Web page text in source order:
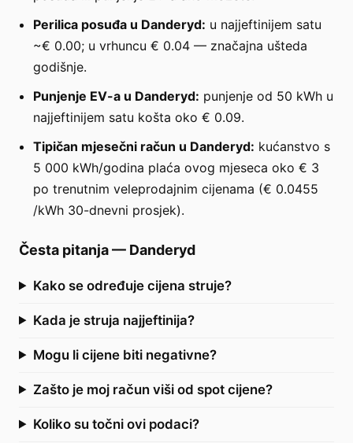
Perilica posuđa u Danderyd: u najjeftinijem satu
~€ 0.00; u vrhuncu € 0.04 — značajna ušteda
godišnje.
Punjenje EV-a u Danderyd: punjenje od 50 kWh u
najjeftinijem satu košta oko € 0.09.
Tipičan mjesečni račun u Danderyd: kućanstvo s
5 000 kWh/godina plaća ovog mjeseca oko € 3
po trenutnim veleprodajnim cijenama (€ 0.0455
/kWh 30-dnevni prosjek).
Česta pitanja— Danderyd
Kako se određuje cijena struje?
Kada je struja najjeftinija?
Mogu li cijene biti negativne?
Zašto je moj račun viši od spot cijene?
Koliko su točni ovi podaci?